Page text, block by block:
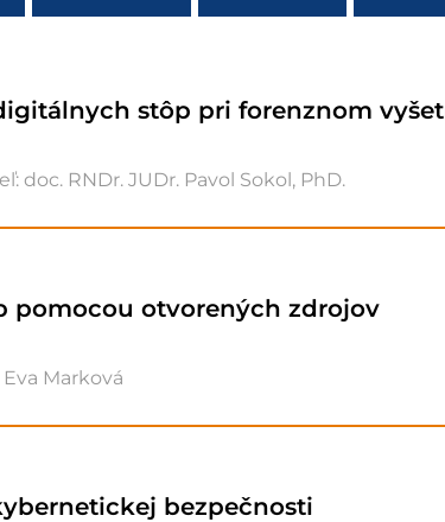
stôp pri forenznom
doc. RNDr. JUDr. Pavol Sokol, PhD.
pomocou otvorených zdrojov
Marková
bezpečnosti